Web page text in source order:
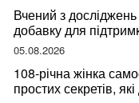
Вчений з
добавку для
05.08.2026
108-річна жінка
простих секретів,